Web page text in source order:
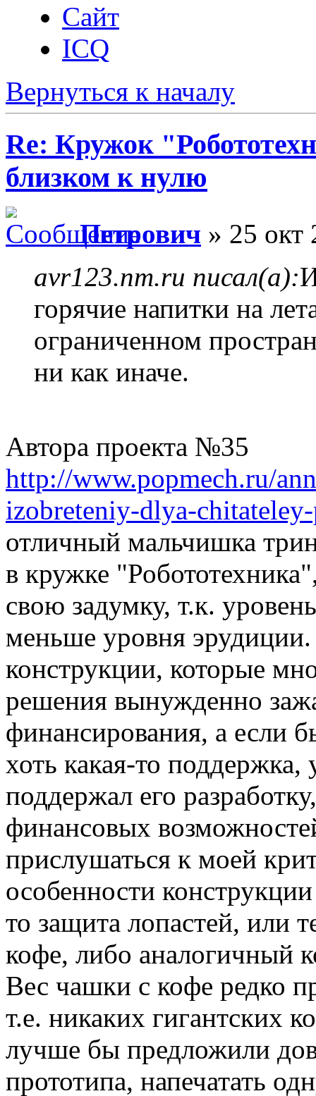
Сайт
ICQ
Вернуться к началу
Re: Кружок
близком к нулю
Петрович » 25 окт
avr123.nm.ru писал(а):
горячие напитки на
ограниченном
ни как иначе.
Автора проекта №35
http://www.popmech.ru/
izobreteniy-dlya-
отличный мальчишка
в кружке
свою задумку, т.к.
меньше уровня эрудиции.
конструкции, которые
решения вынужденно
финансирования, а если
хоть какая-то
поддержал его
финансовых
прислушаться к моей
особенности
то защита лопастей, или
кофе, либо аналогичный
Вес чашки с кофе редко
т.е. никаких гигантских
лучше бы предложили
прототипа, напечатать